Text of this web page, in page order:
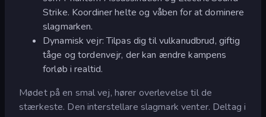
Strike. Koordiner helte og våben for at dominere
slagmarken.
Dynamisk vejr: Tilpas dig til vulkanudbrud, giftig
tåge og tordenvejr, der kan ændre kampens
forløb i realtid.
Mødet på en smal vej, hører overlevelse til de
stærkeste. Den interstellare slagmark venter. Deltag i